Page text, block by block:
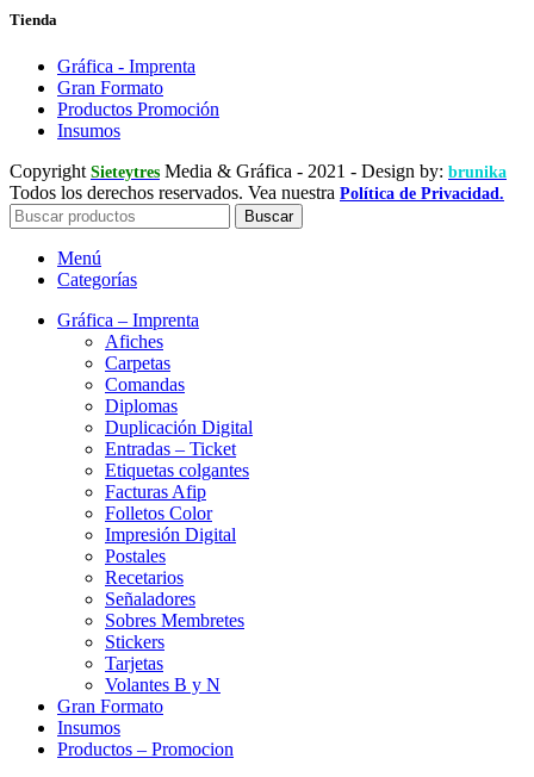
Tienda
Gráfica - Imprenta
Gran Formato
Productos Promoción
Insumos
Copyright Sieteytres Media & Gráfica - 2021 - Design by: brunika
Todos los derechos reservados. Vea nuestra Política de Privacidad.
Buscar
Menú
Categorías
Gráfica – Imprenta
Afiches
Carpetas
Comandas
Diplomas
Duplicación Digital
Entradas – Ticket
Etiquetas colgantes
Facturas Afip
Folletos Color
Impresión Digital
Postales
Recetarios
Señaladores
Sobres Membretes
Stickers
Tarjetas
Volantes B y N
Gran Formato
Insumos
Productos – Promocion